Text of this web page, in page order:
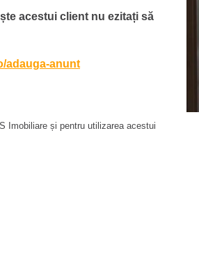
acestui client nu ezitați să
adauga-anunt
Imobiliare și pentru utilizarea acestui